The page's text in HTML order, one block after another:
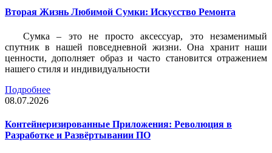
Вторая Жизнь Любимой Сумки: Искусство Ремонта
Сумка – это не просто аксессуар, это незаменимый
спутник в нашей повседневной жизни. Она хранит наши
ценности, дополняет образ и часто становится отражением
нашего стиля и индивидуальности
Подробнее
08.07.2026
Контейнеризированные Приложения: Революция в
Разработке и Развёртывании ПО